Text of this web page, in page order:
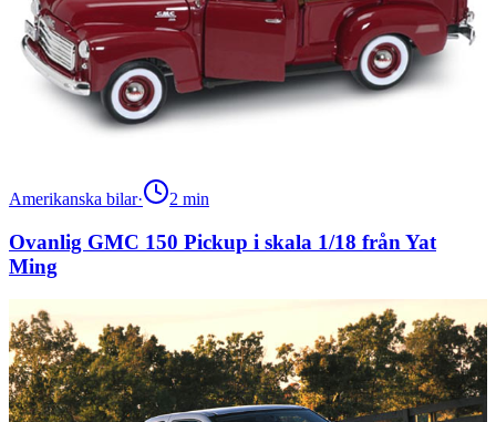
Amerikanska bilar· 2 min
Ovanlig GMC 150 Pickup i skala 1/18 från Yat
Ming